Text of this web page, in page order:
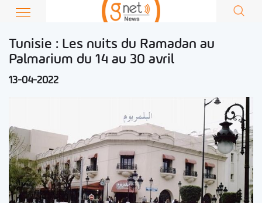
Tunisie : Les nuits du Ramadan au
Palmarium du 14 au 30 avril
13-04-2022